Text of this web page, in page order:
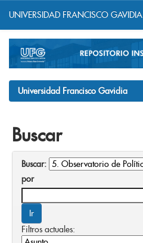
navigation
UNIVERSIDAD FRANCISCO GAVIDIA
Universidad Francisco Gavidia
Buscar
Buscar:
por
Filtros actuales: